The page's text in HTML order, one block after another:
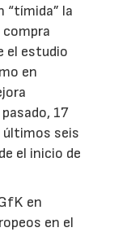
“tímida” la
el estudio
en
17
últimos seis
el inicio de
en
en el